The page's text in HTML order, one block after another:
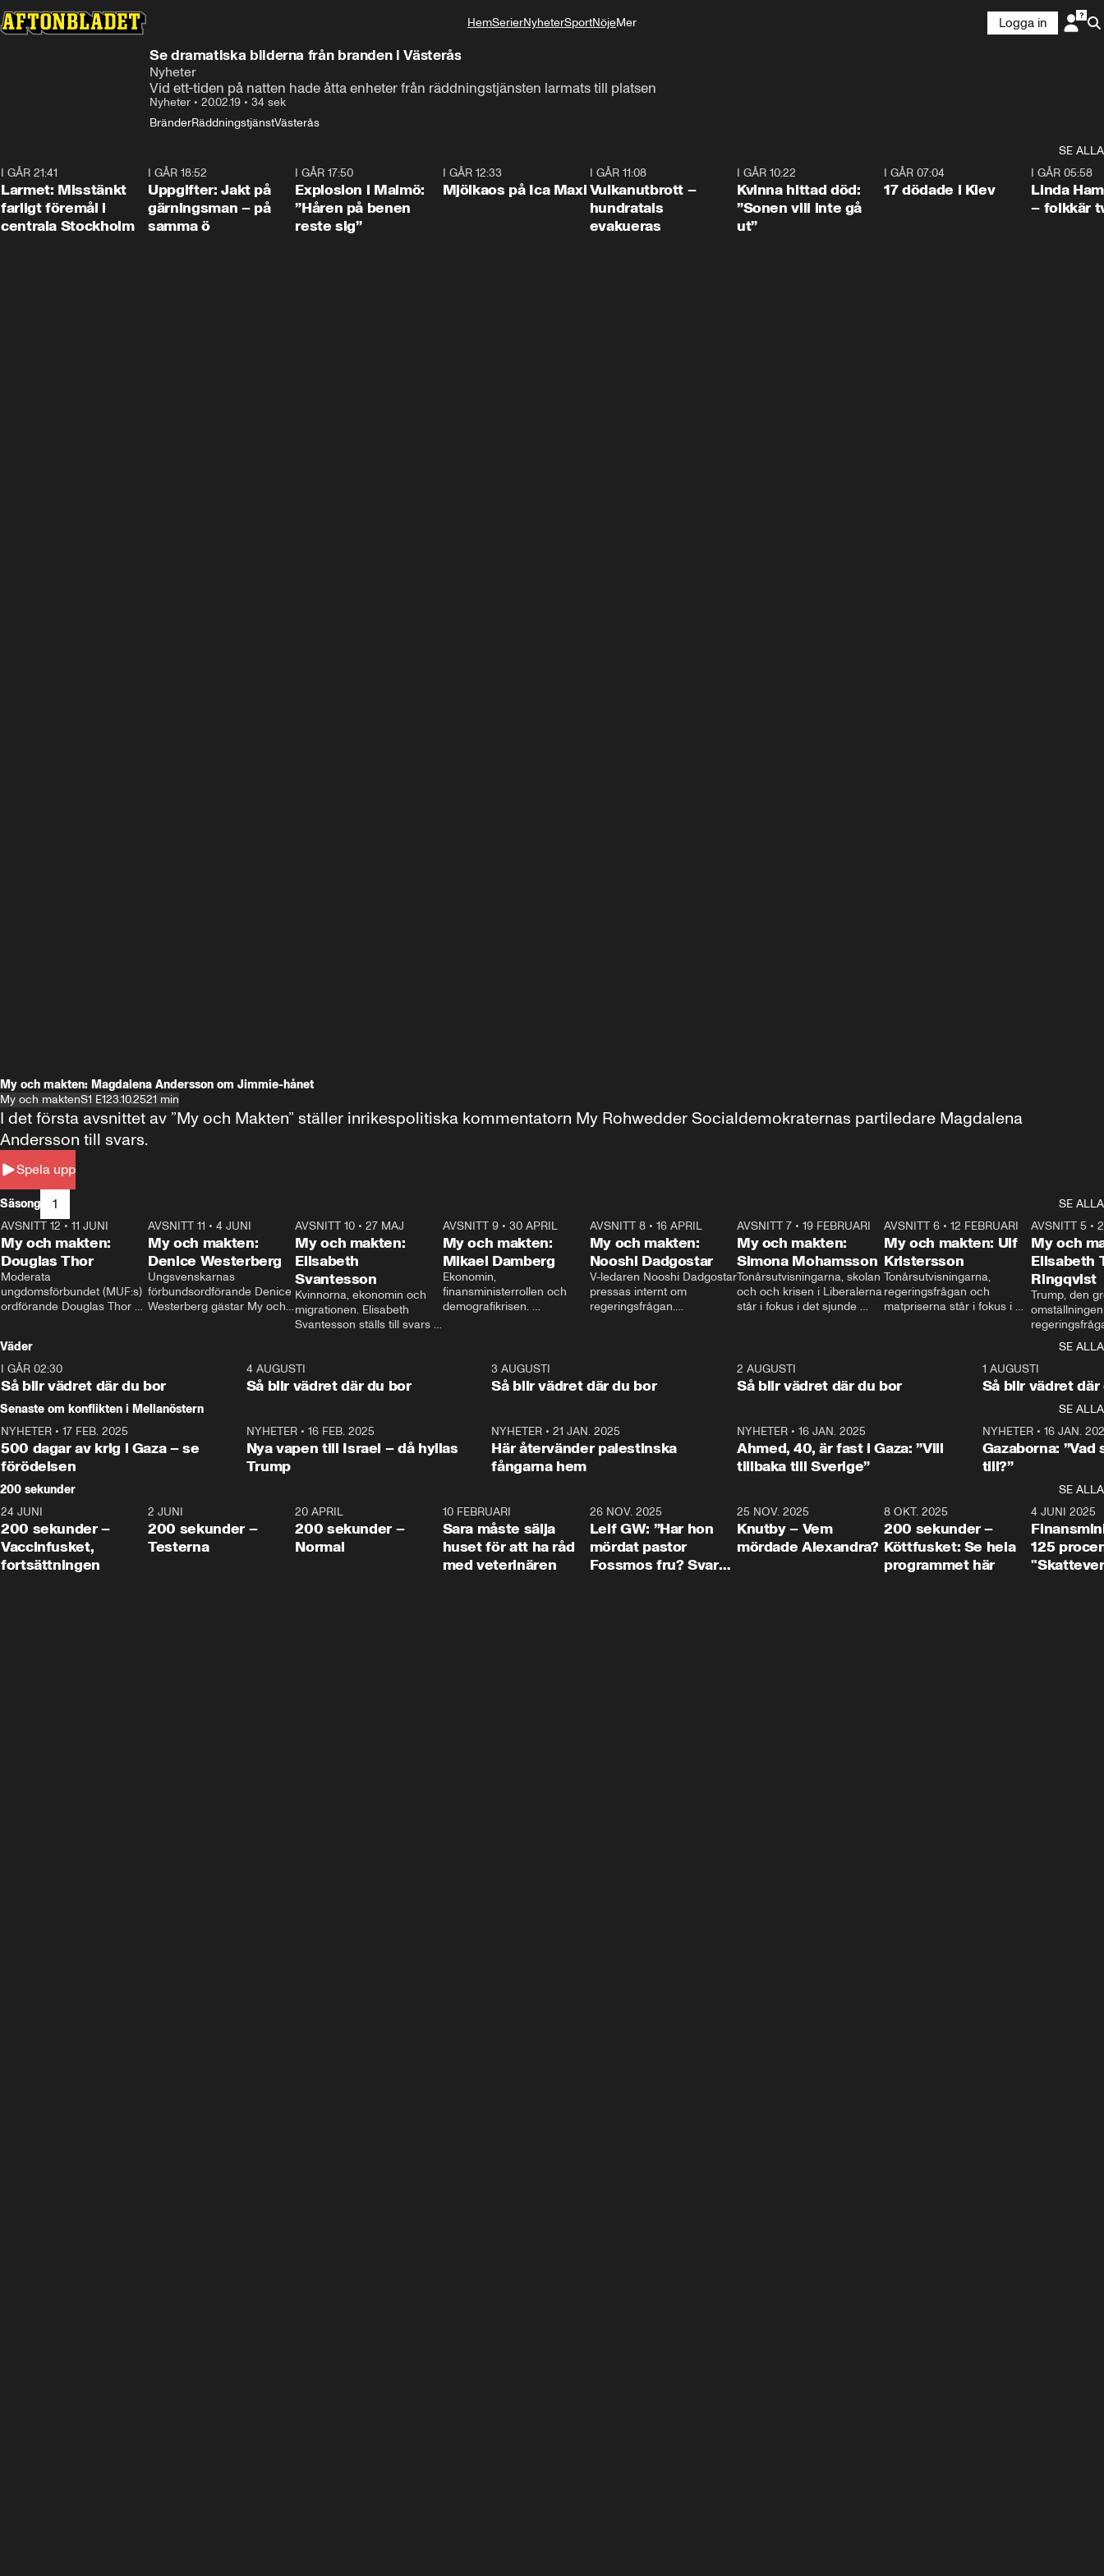
HemSerierNyheterSportNöjeMer
Logga in
Se dramatiska bilderna från branden i Västerås
Nyheter
Vid ett-tiden på natten hade åtta enheter från räddningstjänsten larmats till platsen
Nyheter • 20.02.19 • 34 sek
BränderRäddningstjänstVästerås
SE ALLA
I GÅR 21:41
Larmet: Misstänkt
farligt föremål i
centrala Stockholm
I GÅR 18:52
Uppgifter: Jakt på
gärningsman – på
samma ö
I GÅR 17:50
Explosion i Malmö:
”Håren på benen
reste sig”
I GÅR 12:33
Mjölkaos på Ica Maxi
I GÅR 11:08
Vulkanutbrott –
hundratals
evakueras
I GÅR 10:22
Kvinna hittad död:
”Sonen vill inte gå
ut”
I GÅR 07:04
17 dödade i Kiev
I GÅR 05:58
Linda
– folkkär
My och makten: Magdalena Andersson om Jimmie-hånet
My och maktenS1 E123.10.2521 min
Spela upp
I det första avsnittet av ”My och Makten” ställer inrikespolitiska kommentatorn My Rohwedder Socialdemokraternas partiledare Magdalena
Andersson till svars.
Säsong 1
SE ALLA
26:27
AVSNITT 12 • 11 JUNI
My och makten:
Douglas Thor
Moderata
ungdomsförbundet (MUF:s)
ordförande Douglas Thor
tonårsutvisningarna och hur
Moderaterna ska locka
väljare till valet i höst.
23:40
AVSNITT 11 •4 JUNI
My och makten:
Denice Westerberg
Ungsvenskarnas
förbundsordförande Denice
Westerberg gästar My och
AVSNITT 10 •27 MAJ
My och makten:
Elisabeth
Svantesson
Kvinnorna, ekonomin och
migrationen. Elisabeth
Svantesson ställs till svars
AVSNITT 9• 30 APRIL
My och makten:
Mikael Damberg
Ekonomin,
finansministerrollen och
demografikrisen.
och Makten.
AVSNITT 8• 16 APRIL
My och makten:
Nooshi Dadgostar
V-ledaren Nooshi Dadgostar
pressas internt om
regeringsfrågan.
– Vi ställer upp i val. Ska vi
vara med så sitter vi förstås
24:30
AVSNITT 7• 19 FEBRUARI
My och makten:
Simona Mohamsson
Tonårsutvisningarna, skolan
och och krisen i Liberalerna
står i fokus i det sjunde
kommentator My
Rohwedder ställer
utbildnings- och
Mohamsson till svars.
27:30
AVSNITT 6 •12 FEBRUARI
My och makten: Ulf
Kristersson
Tonårsutvisningarna,
regeringsfrågan och
matpriserna står i fokus i
Rohwedder ställer
statsminister Ulf Kristersson
AVSNITT 5 •
My och
Elisabeth
Ringqvist
Trump, den
centrum i
avsnittet av
Makten”. Se
Aftonbladets
Rohwedder
Thand Ring
Väder
SE ALLA
I GÅR 02:30
Så blir vädret där du bor
1:06
4 AUGUSTI
Så blir vädret där du bor
3 AUGUSTI
Så blir vädret där du bor
2 AUGUSTI
Så blir vädret där du bor
1 AUGUSTI
Så blir vädret där
Senaste om konflikten i Mellanöstern
SE ALLA
NYHETER • 17 FEB. 2025
500 dagar av krig i Gaza – se
förödelsen
NYHETER• 16 FEB. 2025
Nya vapen till Israel – då hyllas
Trump
NYHETER •21 JAN. 2025
Här återvänder palestinska
fångarna hem
NYHETER• 16 JAN. 2025
Ahmed, 40, är fast i Gaza: ”Vill
tillbaka till Sverige”
NYHETER• 16 JAN.
Gazaborna:
till?”
200 sekunder
SE ALLA
5:00
24 JUNI
200 sekunder –
Vaccinfusket,
fortsättningen
4:23
2 JUNI
200 sekunder –
Testerna
20 APRIL
200 sekunder –
Normal
10 FEBRUARI
Sara måste sälja
huset för att ha råd
med veterinären
26 NOV. 2025
Leif GW: ”Har hon
mördat pastor
Fossmos fru? Svar
31:05
25 NOV. 2025
Knutby – Vem
mördade Alexandra?
4:29
8 OKT. 2025
200 sekunder –
Köttfusket: Se hela
programmet här
4 JUNI 2025
125